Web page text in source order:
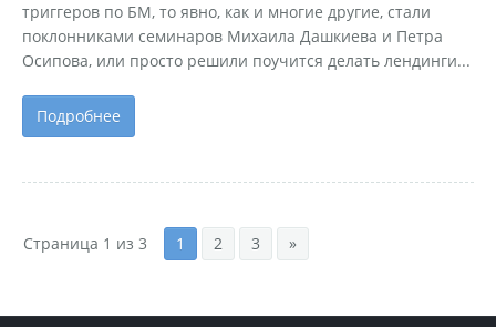
триггеров по БМ, то явно, как и многие другие, стали
поклонниками семинаров Михаила Дашкиева и Петра
Осипова, или просто решили поучится делать лендинги...
Подробнее
Страница 1 из 3 1 2 3 »